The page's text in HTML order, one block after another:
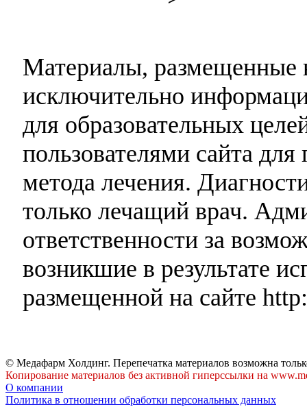
Материалы, размещенные
исключительно
для образовательных
пользователями сайта
метода лечения.
только лечащий врач.
ответственности за
возникшие в результате
размещенной на сайте
© Медафарм Холдинг. Перепечатка материалов возможна
Копирование материалов без активной гиперссылки на
О компании
Политика в отношении обработки персональных данных